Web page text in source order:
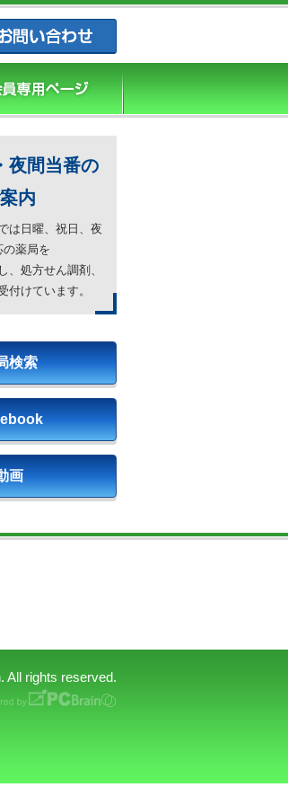
会・松戸市薬業会・松戸
夜間当番の
内
は日曜、祝日、夜
の薬局を
、処方せん調剤、
付けています。
検索
画
All rights reserved.